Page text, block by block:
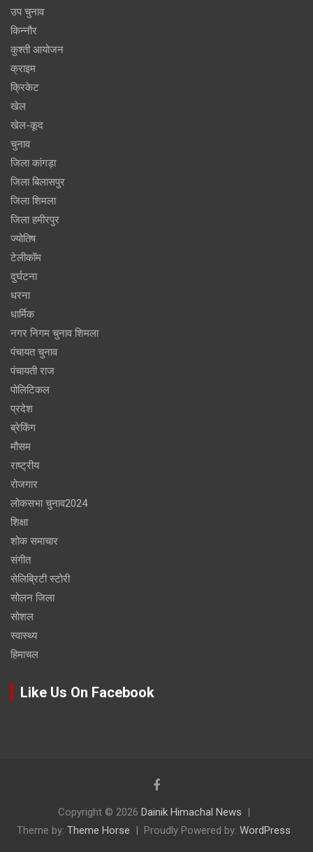
उप चुनाव
किन्नौर
कुश्ती आयोजन
क्राइम
क्रिकेट
खेल
खेल-कूद
चुनाव
जिला कांगड़ा
जिला बिलासपुर
जिला शिमला
जिला हमीरपुर
ज्योतिष
टेलीकॉम
दुर्घटना
धरना
धार्मिक
नगर निगम चुनाव शिमला
पंचायत चुनाव
पंचायती राज
पोलिटिकल
प्रदेश
ब्रेकिंग
मौसम
राष्ट्रीय
रोजगार
लोकसभा चुनाव2024
शिक्षा
शोक समाचार
संगीत
सेलिब्रिटी स्टोरी
सोलन जिला
सोशल
स्वास्थ्य
हिमाचल
Like Us On Facebook
Copyright © 2026 Dainik Himachal News
Theme by: Theme Horse Proudly Powered by: WordPress